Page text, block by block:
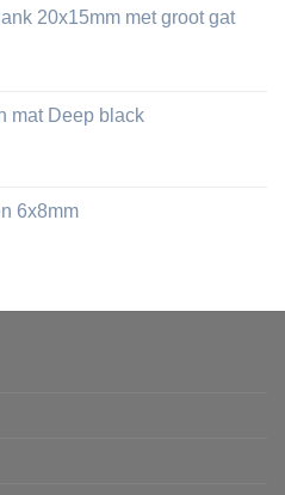
20x15mm met groot gat
mat Deep black
6x8mm